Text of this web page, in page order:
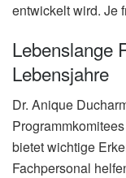
entwickelt wird. Je
Lebenslange
Lebensjahre
Dr. Anique
bietet wichtige
Fachpersonal